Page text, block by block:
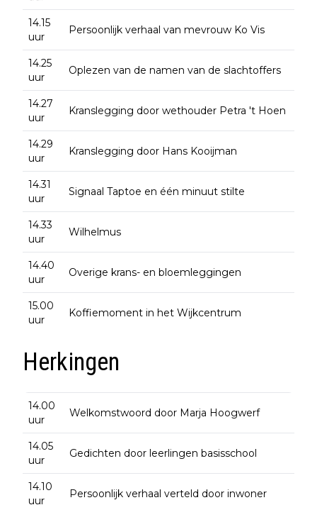
14.15
uur
Persoonlijk verhaal van mevrouw Ko Vis
14.25
uur
Oplezen van de namen van de slachtoffers
14.27
uur
Kranslegging door wethouder Petra 't Hoen
14.29
uur
Kranslegging door Hans Kooijman
14.31
uur
Signaal Taptoe en één minuut stilte
14.33
uur
Wilhelmus
14.40
uur
Overige krans- en bloemleggingen
15.00
uur
Koffiemoment in het Wijkcentrum
Herkingen
14.00
uur
Welkomstwoord door Marja Hoogwerf
14.05
uur
Gedichten door leerlingen basisschool
14.10
uur
Persoonlijk verhaal verteld door inwoner